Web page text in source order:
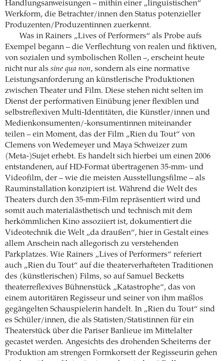
Handlungsanweisungen – mithin einer „linguistischen“
Werkform, die Betrachter/innen den Status potenzieller
Produzenten/Produzentinnen zuerkennt.
Was in Rainers „Lives of Performers“ als Probe aufs
Exempel begann – die Verflechtung von realen und fiktiven,
von sozialen und symbolischen Rollen –, erscheint heute
nicht nur als sine qua non, sondern als eine normative
Leistungsanforderung an künstlerische Produktionen
zwischen Theater und Film. Diese stehen nicht selten im
Dienst der performativen Einübung jener flexiblen und
selbstreflexiven Multi-Identitäten, die Künstler/innen und
Medienkonsumenten/-konsumentinnen miteinander
teilen – ein Moment, das der Film „Rien du Tout“ von
Clemens von Wedemeyer und Maya Schweizer zum
(Meta-)Sujet erhebt. Es handelt sich hierbei um einen 2006
entstandenen, auf HD-Format übertragenen 35-mm- und
Videofilm, der – wie die meisten Ausstellungsfilme – als
Rauminstallation konzipiert ist. Während die Welt des
Theaters durch den 35-mm-Film repräsentiert wird und
somit auch materialästhetisch und technisch mit dem
herkömmlichen Kino assoziiert ist, dokumentiert die
Videotechnik die Welt „da draußen“, hier in Gestalt eines
allem Anschein nach allegorisch zu verstehenden
Parkplatzes. Wie Rainers „Lives of Performers“ referiert
auch „Rien du Tout“ auf die theaterverhafteten Traditionen
des (künstlerischen) Films, so auf Samuel Becketts
theaterreflexives Bühnenstück „Katastrophe“, das von
einem autoritären Regisseur und seiner von ihm maßlos
gegängelten Schauspielerin handelt. In „Rien du Tout“ sind
es Schüler/innen, die als Statisten/Statistinnen für ein
Theaterstück über die Pariser Banlieue im Mittelalter
gecastet werden. Angesichts des drohenden Scheiterns der
Produktion am strengen Formkorsett der Regisseurin gehen